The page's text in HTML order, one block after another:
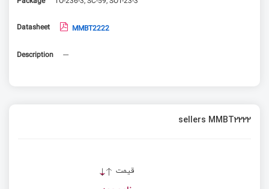
Datasheet MMBT2222
Description ---
sellers MMBT2222
قیمت